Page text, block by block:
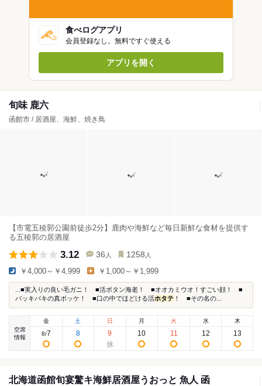
食べログアプリ
会員登録なし。無料ですぐ使える
アプリを開く
旬味 鹿六
函館市 / 居酒屋、海鮮、焼き鳥
【市電五稜郭公園前徒歩2分】鹿肉や海鮮など毎日新鮮な食材を提供す
る五稜郭の居酒屋
3.12 36 人 1258 人
￥4,000～￥4,999 ￥1,000～￥1,999
...■実入りの良い毛ガニ！ ■活ボタン海老！ ■オオカミウオ！すごい顔！ ■
バッキバキの真ボッケ！ ■口の中でほどける活ホタテ ！ ■その名の...
空席
情報
金
8/7
土
8
日
9
月
10
火
11
水
12
木
13
北海道函館旬宴驚キ海鮮居酒屋うおっと 魚人 函